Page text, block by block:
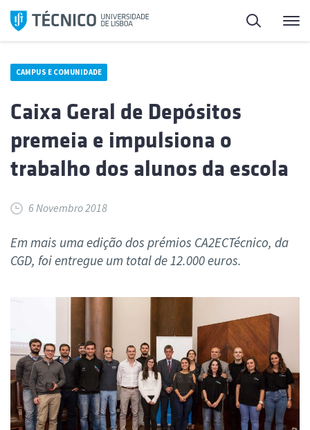
Saltar
para
Pesquisa
CAMPUS E COMUNIDADE
Caixa Geral de Depósitos
premeia e impulsiona o
trabalho dos alunos da escola
6 Novembro 2018
Em mais uma edição dos prémios CA2ECTécnico, da
CGD, foi entregue um total de 12.000 euros.